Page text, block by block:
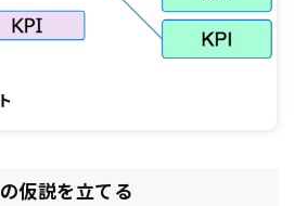
仮説を立てる